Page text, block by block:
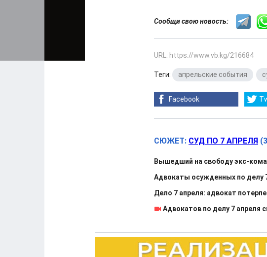
Сообщи свою новость:
URL: https://www.vb.kg/216684
Теги: апрельские события
Facebook
СЮЖЕТ: СУД ПО 7 АПРЕЛЯ
Вышедший на свободу экс-
Адвокаты осужденных по делу
Дело 7 апреля: адвокат
Адвокатов по делу 7 апреля